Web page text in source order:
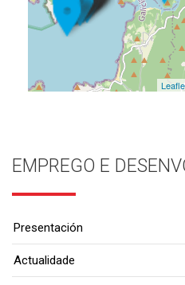
EMPREGO E
Presentación
Actualidade